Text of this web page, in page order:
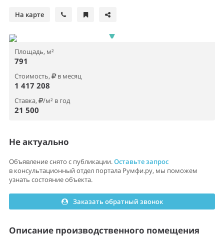
На карте
Площадь, м²
791
Стоимость, в месяц
1 417 208
Ставка, /м² в год
21 500
Не актуально
Объявление снято с публикации.Оставьте запрос
в консультационный отдел портала Румфи.ру, мы поможем
узнать состояние объекта.
Заказать обратный звонок
Описание производственного помещения